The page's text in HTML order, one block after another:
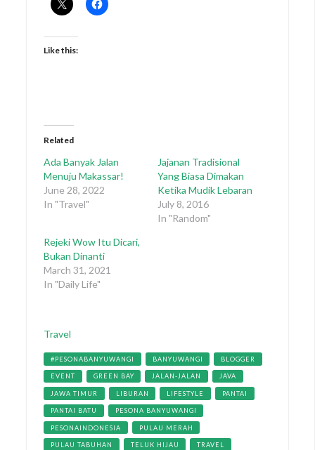
Like this:
Related
Ada Banyak Jalan
Menuju Makassar!
June 28, 2022
In "Travel"
Jajanan Tradisional
Yang Biasa Dimakan
Ketika Mudik Lebaran
July 8, 2016
In "Random"
Rejeki Wow Itu Dicari,
Bukan Dinanti
March 31, 2021
In "Daily Life"
Categories
Travel
Tags
#PESONABANYUWANGI BANYUWANGI BLOGGER
EVENT GREEN BAY JALAN-JALAN JAVA
JAWA TIMUR LIBURAN LIFESTYLE PANTAI
PANTAI BATU PESONA BANYUWANGI
PESONAINDONESIA PULAU MERAH
PULAU TABUHAN TELUK HIJAU TRAVEL